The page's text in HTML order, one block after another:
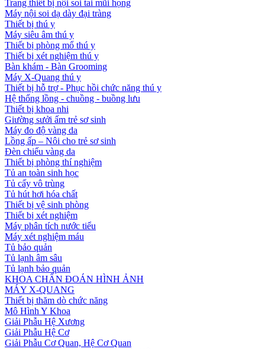
Trang thiết bị nội soi tai mũi họng
Máy nội soi dạ dày đại tràng
Thiết bị thú y
Máy siêu âm thú y
Thiết bị phòng mổ thú y
Thiết bị xét nghiệm thú y
Bàn khám - Bàn Grooming
Máy X-Quang thú y
Thiết bị hỗ trợ - Phục hồi chức năng thú y
Hệ thống lồng - chuồng - buồng lưu
Thiết bị khoa nhi
Giường sưởi ấm trẻ sơ sinh
Máy đo độ vàng da
Lồng ấp – Nôi cho trẻ sơ sinh
Đèn chiếu vàng da
Thiết bị phòng thí nghiệm
Tủ an toàn sinh học
Tủ cấy vô trùng
Tủ hút hơi hóa chất
Thiết bị vệ sinh phòng
Thiết bị xét nghiệm
Máy phân tích nước tiểu
Máy xét nghiệm máu
Tủ bảo quản
Tủ lạnh âm sâu
Tủ lạnh bảo quản
KHOA CHẨN ĐOÁN HÌNH ẢNH
MÁY X-QUANG
Thiết bị thăm dò chức năng
Mô Hình Y Khoa
Giải Phẫu Hệ Xương
Giải Phẫu Hệ Cơ
Giải Phẫu Cơ Quan, Hệ Cơ Quan